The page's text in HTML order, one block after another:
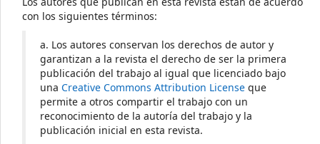
con los siguientes términos:
a. Los autores conservan los derechos de autor y
garantizan a la revista el derecho de ser la primera
publicación del trabajo al igual que licenciado bajo
una Creative Commons Attribution License que
permite a otros compartir el trabajo con un
reconocimiento de la autoría del trabajo y la
publicación inicial en esta revista.